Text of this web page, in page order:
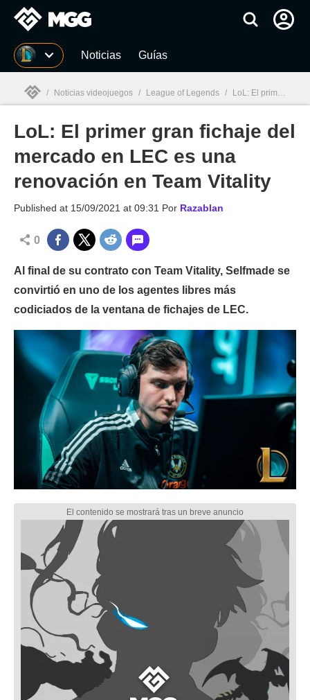
MGG Noticias Guías
MGG
/ Noticias videojuegos / League of Legends / LoL: El primer gran fichaje del mercado en LEC es una renovación en Team Vitality
LoL: El primer gran fichaje del
mercado en LEC es una
renovación en Team Vitality
Published at 15/09/2021 at 09:31 Por Razablan
0
Al final de su contrato con Team Vitality, Selfmade se
convirtió en uno de los agentes libres más
codiciados de la ventana de fichajes de LEC.